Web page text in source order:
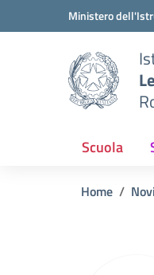
Vai ai contenuti
Vai al menu di navigazione
Ministero
Scuola
Home